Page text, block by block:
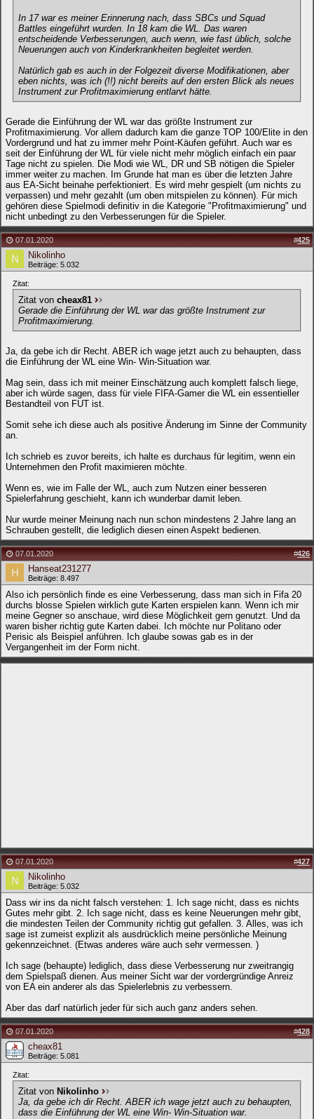
In 17 war es meiner Erinnerung nach, dass SBCs und Squad
Battles eingeführt wurden. In 18 kam die WL. Das waren
entscheidende Verbesserungen, auch wenn, wie fast üblich, solche
Neuerungen auch von Kinderkrankheiten begleitet werden.
Natürlich gab es auch in der Folgezeit diverse Modifikationen, aber
eben nichts, was ich (!!) nicht bereits auf den ersten Blick als neues
Instrument zur Profitmaximierung entlarvt hätte.
Gerade die Einführung der WL war das größte Instrument zur
Profitmaximierung. Vor allem dadurch kam die ganze TOP 100/Elite in den
Vordergrund und hat zu immer mehr Point-Käufen geführt. Auch war es
seit der Einführung der WL für viele nicht mehr möglich einfach ein paar
Tage nicht zu spielen. Die Modi wie WL, DR und SB nötigen die Spieler
immer weiter zu machen. Im Grunde hat man es über die letzten Jahre
aus EA-Sicht beinahe perfektioniert. Es wird mehr gespielt (um nichts zu
verpassen) und mehr gezahlt (um oben mitspielen zu können). Für mich
gehören diese Spielmodi definitiv in die Kategorie "Profitmaximierung" und
nicht unbedingt zu den Verbesserungen für die Spieler.
07.01.2020 #425
Nikolinho
Beiträge: 5.032
Zitat:
Zitat von cheax81
Gerade die Einführung der WL war das größte Instrument zur
Profitmaximierung.
Ja, da gebe ich dir Recht. ABER ich wage jetzt auch zu behaupten, dass
die Einführung der WL eine Win- Win-Situation war.
Mag sein, dass ich mit meiner Einschätzung auch komplett falsch liege,
aber ich würde sagen, dass für viele FIFA-Gamer die WL ein essentieller
Bestandteil von FUT ist.
Somit sehe ich diese auch als positive Änderung im Sinne der Community
an.
Ich schrieb es zuvor bereits, ich halte es durchaus für legitim, wenn ein
Unternehmen den Profit maximieren möchte.
Wenn es, wie im Falle der WL, auch zum Nutzen einer besseren
Spielerfahrung geschieht, kann ich wunderbar damit leben.
Nur wurde meiner Meinung nach nun schon mindestens 2 Jahre lang an
Schrauben gestellt, die lediglich diesen einen Aspekt bedienen.
07.01.2020 #426
Hanseat231277
Beiträge: 8.497
Also ich persönlich finde es eine Verbesserung, dass man sich in Fifa 20
durchs blosse Spielen wirklich gute Karten erspielen kann. Wenn ich mir
meine Gegner so anschaue, wird diese Möglichkeit gern genutzt. Und da
waren bisher richtig gute Karten dabei. Ich möchte nur Politano oder
Perisic als Beispiel anführen. Ich glaube sowas gab es in der
Vergangenheit im der Form nicht.
07.01.2020 #427
Nikolinho
Beiträge: 5.032
Dass wir ins da nicht falsch verstehen: 1. Ich sage nicht, dass es nichts
Gutes mehr gibt. 2. Ich sage nicht, dass es keine Neuerungen mehr gibt,
die mindesten Teilen der Community richtig gut gefallen. 3. Alles, was ich
sage ist zumeist explizit als ausdrücklich meine persönliche Meinung
gekennzeichnet. (Etwas anderes wäre auch sehr vermessen. )
Ich sage (behaupte) lediglich, dass diese Verbesserung nur zweitrangig
dem Spielspaß dienen. Aus meiner Sicht war der vordergründige Anreiz
von EA ein anderer als das Spielerlebnis zu verbessern.
Aber das darf natürlich jeder für sich auch ganz anders sehen.
07.01.2020 #428
cheax81
Beiträge: 5.081
Zitat:
Zitat von Nikolinho
Ja, da gebe ich dir Recht. ABER ich wage jetzt auch zu behaupten,
dass die Einführung der WL eine Win- Win-Situation war.